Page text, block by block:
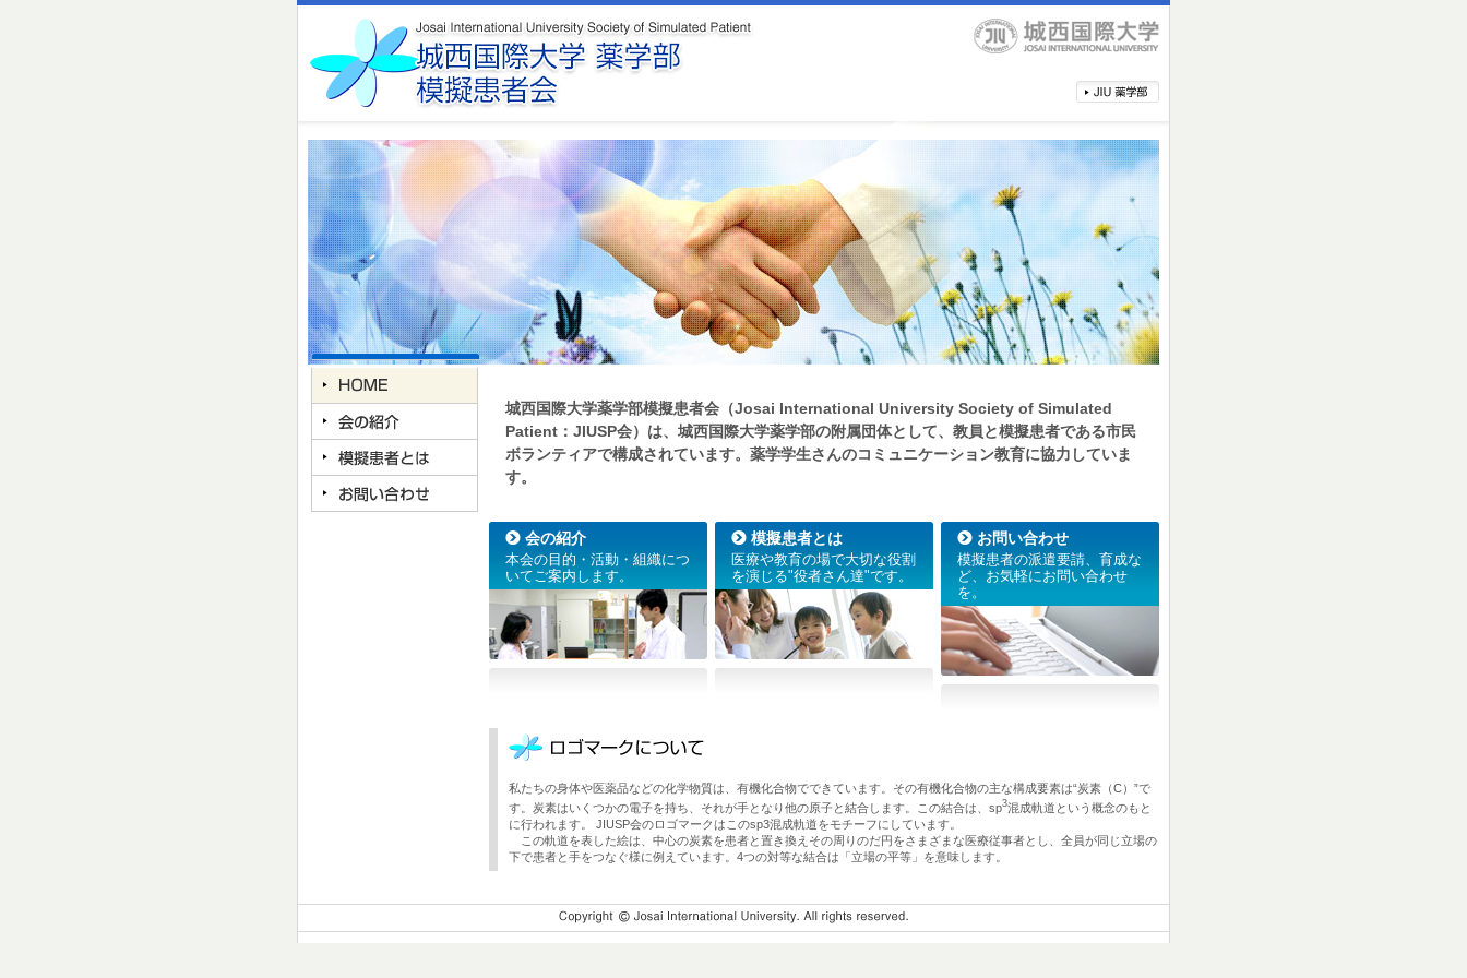
城西国際大学薬学部模擬患者会（Josai International University Society of Simulated
Patient：JIUSP会）は、城西国際大学薬学部の附属団体として、教員と模擬患者である市民
ボランティアで構成されています。薬学学生さんのコミュニケーション教育に協力していま
す。
会の紹介
本会の目的・活動・組織につ
いてご案内します。
模擬患者とは
医療や教育の場で大切な役割
を演じる"役者さん達"です。
お問い合わせ
模擬患者の派遣要請、育成な
ど、お気軽にお問い合わせ
を。
私たちの身体や医薬品などの化学物質は、有機化合物でできています。その有機化合物の主な構成要素は“炭素（C）”で
す。炭素はいくつかの電子を持ち、それが手となり他の原子と結合します。この結合は、sp3混成軌道という概念のもと
に行われます。 JIUSP会のロゴマークはこのsp3混成軌道をモチーフにしています。
この軌道を表した絵は、中心の炭素を患者と置き換えその周りのだ円をさまざまな医療従事者とし、全員が同じ立場の
下で患者と手をつなぐ様に例えています。4つの対等な結合は「立場の平等」を意味します。